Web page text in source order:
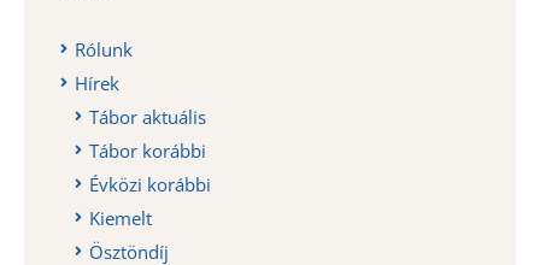
Rólunk
Hírek
Tábor aktuális
Tábor korábbi
Évközi korábbi
Kiemelt
Ösztöndíj